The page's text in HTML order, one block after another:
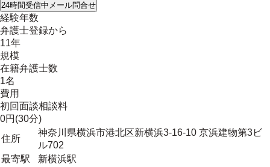
24時間受信中 メール問合せ
経験年数
弁護士登録から
11年
規模
在籍弁護士数
1名
費用
初回面談相談料
0円(30分)
住所
神奈川県横浜市港北区新横浜3-16-10 京浜建物第3ビ
ル702
最寄駅
新横浜駅